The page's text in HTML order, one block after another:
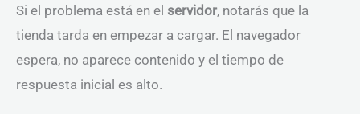
Si el problema está en el servidor, notarás que la
tienda tarda en empezar a cargar. El navegador
espera, no aparece contenido y el tiempo de
respuesta inicial es alto.